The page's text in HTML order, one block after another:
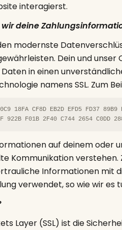
interagierst.
wir deine
modernste
Dein und
in einen
namens SSL. Zum
18FA CF8D EB2D EFD5 FD37
922B F01B 2F40 C744 2654 C0DD
auf deinem oder
Kommunikation
Informationen mit
verwendet, so wie wir es
Layer (SSL) ist die